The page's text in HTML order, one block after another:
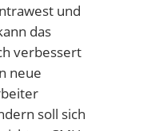
und
das
verbessert
neue
soll sich